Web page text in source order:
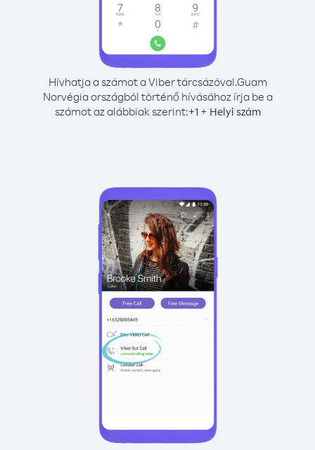
Hívhatja a számot a Viber tárcsázóval.Guam
Norvégia országból történő hívásához írja be a
számot az alábbiak szerint:+1+ Helyi szám